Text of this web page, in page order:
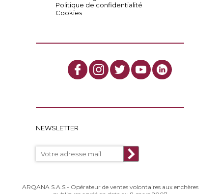
Politique de confidentialité
Cookies
NEWSLETTER
ARQANA S.A.S - Opérateur de ventes volontaires aux enchères